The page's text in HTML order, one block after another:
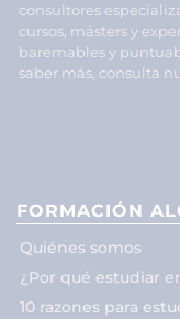
consultores
cursos, másters y
baremables y
saber más, consulta
FORMACIÓN
Quiénes somos
¿Por qué estudiar
10 razones para